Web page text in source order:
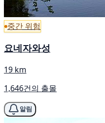
중간 위험
요네자와성
19 km
1,646건의 출몰
알림